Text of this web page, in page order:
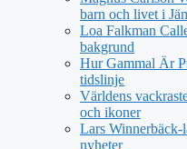
barn och livet i
Loa Falkman
bakgrund
Hur Gammal Är
tidslinje
Världens
och ikoner
Lars Winnerbäck-
nyheter